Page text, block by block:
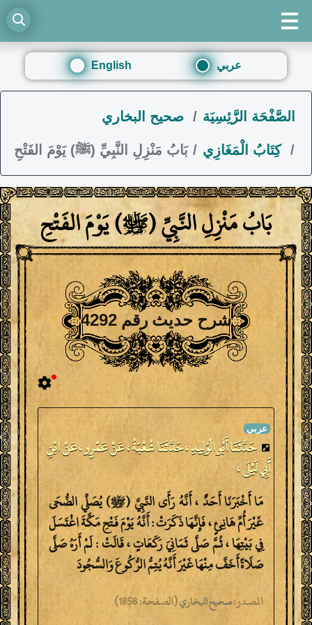
English عربي
الصَّفْحَة الرَّئِسِيَة صحيح البخاري
كِتَابُ الْمَغَازِي بَابُ مَنْزِلِ النَّبِيِّ (ﷺ) يَوْمَ الفَتْحِ
بَابُ مَنْزِلِ النَّبِيِّ (ﷺ) يَوْمَ الفَتْحِ
شرح حديث رقم 4292
حَدَّثَنَا أَبُو الْوَلِيدِ ، حَدَّثَنَا شُعْبَةُ ، عَنْ عَمْرٍو ، عَنْ ابْنِ
أَبِي لَيْلَى ،
مَا أَخْبَرَنَا أَحَدٌ ، أَنَّهُ رَأَى النَّبِيَّ (ﷺ) يُصَلِّي الضُّحَى
غَيْرَ أُمِّ هَانِئٍ ، فَإِنَّهَا ذَكَرَتْ : أَنَّهُ يَوْمَ فَتْحِ مَكَّةَ اغْتَسَلَ
فِي بَيْتِهَا ، ثُمَّ صَلَّى ثَمَانِيَ رَكَعَاتٍ ، قَالَتْ : لَمْ أَرَهُ صَلَّى
صَلَاةً أَخَفَّ مِنْهَا غَيْرَ أَنَّهُ يُتِمُّ الرُّكُوعَ وَالسُّجُودَ
المصدر:صحيح البخاري(الصفحة:1858)